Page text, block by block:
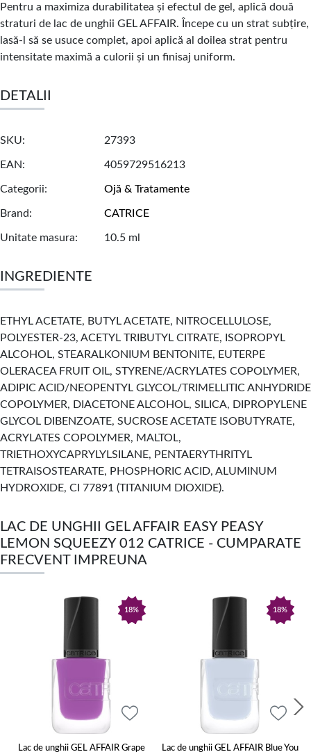
Pentru a maximiza durabilitatea și efectul de gel, aplică două
straturi de lac de unghii GEL AFFAIR. Începe cu un strat subțire,
lasă-l să se usuce complet, apoi aplică al doilea strat pentru
intensitate maximă a culorii și un finisaj uniform.
DETALII
SKU 27393
EAN 4059729516213
Categorii Ojă & Tratamente
Brand CATRICE
Unitate masura 10.5 ml
INGREDIENTE
ETHYL ACETATE, BUTYL ACETATE, NITROCELLULOSE,
POLYESTER-23, ACETYL TRIBUTYL CITRATE, ISOPROPYL
ALCOHOL, STEARALKONIUM BENTONITE, EUTERPE
OLERACEA FRUIT OIL, STYRENE/ACRYLATES COPOLYMER,
ADIPIC ACID/NEOPENTYL GLYCOL/TRIMELLITIC ANHYDRIDE
COPOLYMER, DIACETONE ALCOHOL, SILICA, DIPROPYLENE
GLYCOL DIBENZOATE, SUCROSE ACETATE ISOBUTYRATE,
ACRYLATES COPOLYMER, MALTOL,
TRIETHOXYCAPRYLYLSILANE, PENTAERYTHRITYL
TETRAISOSTEARATE, PHOSPHORIC ACID, ALUMINUM
HYDROXIDE, CI 77891 (TITANIUM DIOXIDE).
LAC DE UNGHII GEL AFFAIR EASY PEASY
LEMON SQUEEZY 012 CATRICE - CUMPARATE
FRECVENT IMPREUNA
18%
Lac de unghii GEL AFFAIR Grape
18%
Lac de unghii GEL AFFAIR Blue You